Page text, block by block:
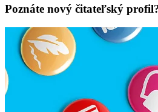
Poznáte nový čitateľský